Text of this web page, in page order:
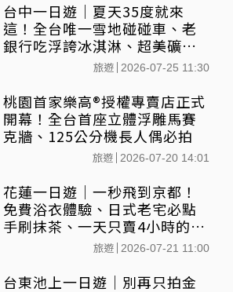
台中一日遊｜夏天35度就來
這！全台唯一雪地碰碰車、老
銀行吃浮誇冰淇淋、超美礦石
展 避暑行程直接收
旅遊 2026-07-25 11:30
桃園首家樂高®授權專賣店正式
開幕！全台首座立體浮雕馬賽
克牆、125公分機長人偶必拍
旅遊 2026-07-20 14:01
花蓮一日遊｜一秒飛到京都！
免費浴衣體驗、日式老宅必點
手刷抹茶、一天只賣4小時的扁
旅遊 2026-07-21 11:00
台東池上一日遊｜別再只拍金